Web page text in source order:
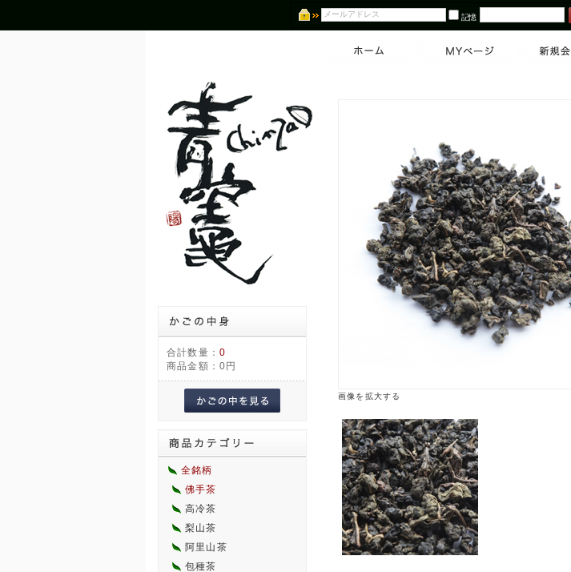
記憶
合計数量： 0
商品金額： 0円
全銘柄
佛手茶
高冷茶
梨山茶
阿里山茶
包種茶
画像を拡大する